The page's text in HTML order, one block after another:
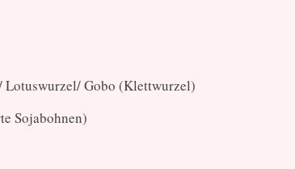
Gobo (Klettwurzel)
Sojabohnen)